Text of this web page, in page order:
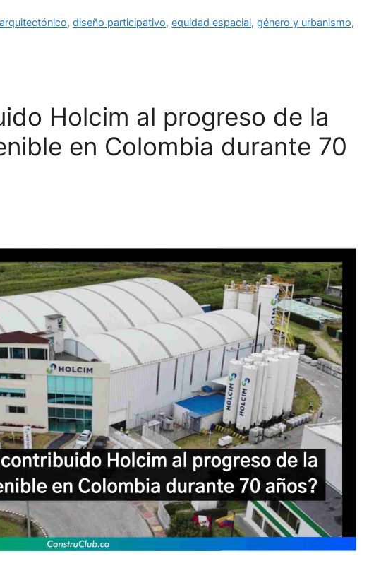
,diseño participativo,equidad espacial,género y urbanismo,
Holcim al progreso de la
en Colombia durante 70